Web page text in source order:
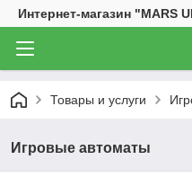
Интернет-магазин "MARS
Товары и услуги
Игровые автоматы